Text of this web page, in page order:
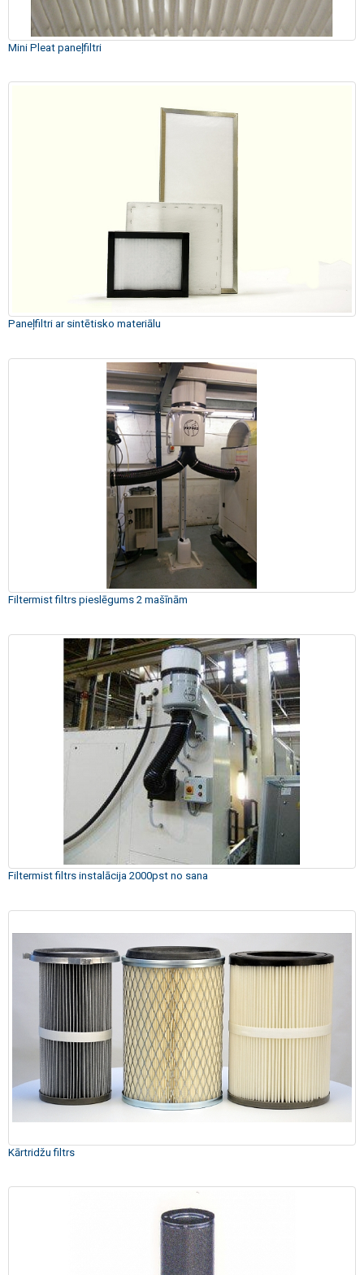
Mini Pleat paneļfiltri
Paneļfiltri ar sintētisko materiālu
Filtermist filtrs pieslēgums 2 mašīnām
Filtermist filtrs instalācija 2000pst no sana
Kārtridžu filtrs